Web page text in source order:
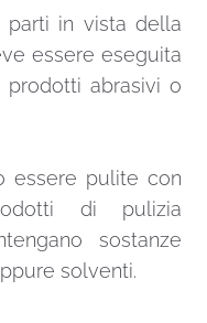
parti in vista della
essere eseguita
prodotti abrasivi o
essere pulite con
di pulizia
sostanze
solventi.